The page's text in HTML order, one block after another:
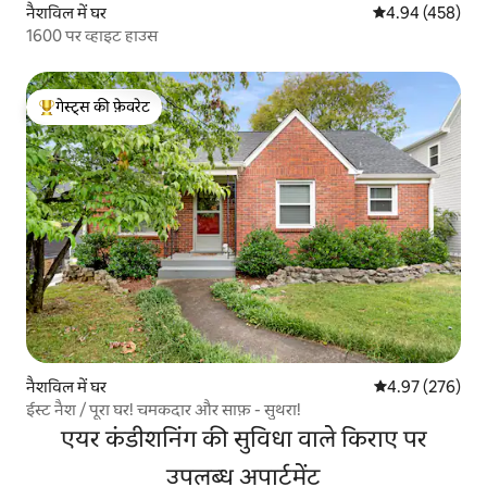
नैशविल में घर औसत रेटिंग 5 में से
4.94 (458)
1600 पर व्हाइट हाउस
गेस्ट्स का टॉप फ़ेवरेट
गेस्ट्स की फ़ेवरेट
नैशविल में घर औसत रेटिंग 5 में से
4.97 (276)
ईस्ट नैश / पूरा घर! चमकदार और साफ़ - सुथरा!
एयर कंडीशनिंग की सुविधा वाले किराए पर
उपलब्ध अपार्टमेंट